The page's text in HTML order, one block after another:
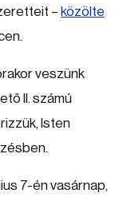
– közölte
veszünk
II. számú
Isten
7-én vasárnap,